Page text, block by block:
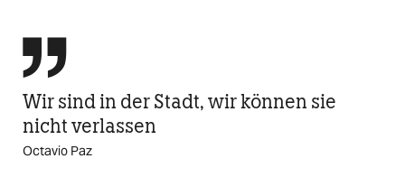

Wir sind in der Stadt, wir können sie
nicht verlassen
Octavio Paz